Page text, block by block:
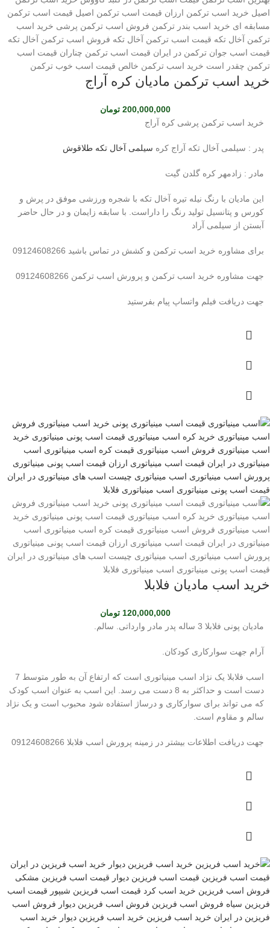
خرید اسب ترکمن مادیان کره آراج
200,000,000 تومان
خرید اسب ترکمن پرشی کره آراج
پدر : سیلمی آخال تکه آراج کره سیلمی آخال تکه طلاقوش
مادر : زادمهر کره گلدن گیت
این مادیان با رنگ نیله تیره آخال تکه با شجره ورزشی موفق در پرش و
کورس و پتانسیل تولید رنگ را داراست. با سابقه زایمان و در حال حاضر
آبستن از سیلمی آراد
برای مشاوره خرید اسب ترکمن و کشش در تماس باشید 09124608266
جهت مشاوره خرید اسب ترکمن و پرورش اسب ترکمن 09124608266
جهت دریافت فیلم واتساپ پیام بفرستید
خرید اسب مادیان فلابلا
120,000,000 تومان
مادیان پونی فلابلا 3 ساله پدر مادر وارداتی. سالم.
آرام جهت سوارکاری کودکان.
اسب فلابلا یک نژاد اسب مینیاتوری است که ارتفاع آن به طور متوسط 7
دست است و حداکثر به 8 دست می رسد. این اسب به عنوان اسب کودک
که می تواند برای سوارکاری و درساژ استفاده شود محبوب است و یک نژاد
سالم و مقاوم است.
جهت دریافت اطلاعات بیشتر در زمینه پرورش اسب فلابلا 09124608266